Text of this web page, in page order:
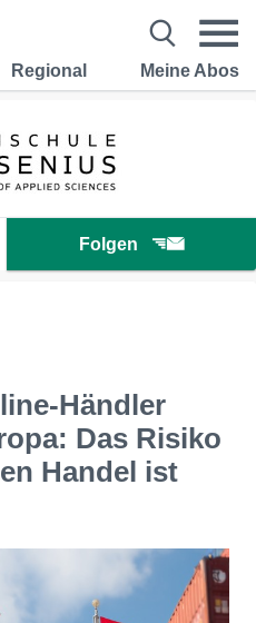
Regional Meine Abos
Folgen
Händler
Das Risiko
Handel ist